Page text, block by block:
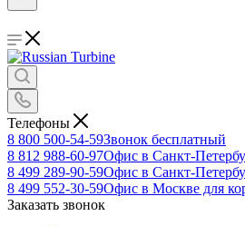
Телефоны
8 800 500-54-59Звонок бесплатный
8 812 988-60-97Офис в Санкт-
8 499 289-90-59Офис в Санкт-
8 499 552-30-59Офис в Москве для
Заказать звонок